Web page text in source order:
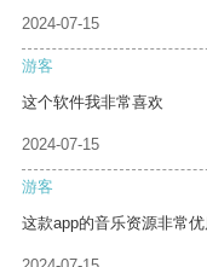
2024-07-15
游客
这个软件我非常喜欢
2024-07-15
游客
这款app的音乐资源非常